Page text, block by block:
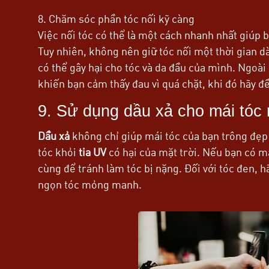
8. Chăm sóc phần tóc nối kỹ càng
Việc nối tóc có thể là một cách nhanh nhất giúp
Tuy nhiên, không nên giữ tóc nối một thời gian
có thể gây hại cho tóc và da đầu của mình.
khiến bạn cảm thấy đau vì quá chặt, khi đó hãy
9. Sử dụng dầu xả cho mái tóc
Dầu xả không chỉ giúp mái tóc của bạn trông
tóc khỏi tia UVcó hại của mặt trời. Nếu bạn có
cùng để tránh làm tóc bị nặng. Đối với tóc đen,
ngọn tóc mỏng manh.